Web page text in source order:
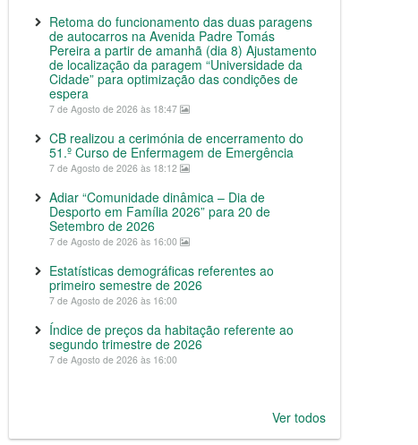
Retoma do funcionamento das duas paragens
de autocarros na Avenida Padre Tomás
Pereira a partir de amanhã (dia 8) Ajustamento
de localização da paragem “Universidade da
Cidade” para optimização das condições de
espera
7 de Agosto de 2026 às 18:47
CB realizou a cerimónia de encerramento do
51.º Curso de Enfermagem de Emergência
7 de Agosto de 2026 às 18:12
Adiar “Comunidade dinâmica – Dia de
Desporto em Família 2026” para 20 de
Setembro de 2026
7 de Agosto de 2026 às 16:00
Estatísticas demográficas referentes ao
primeiro semestre de 2026
7 de Agosto de 2026 às 16:00
Índice de preços da habitação referente ao
segundo trimestre de 2026
7 de Agosto de 2026 às 16:00
Ver todos